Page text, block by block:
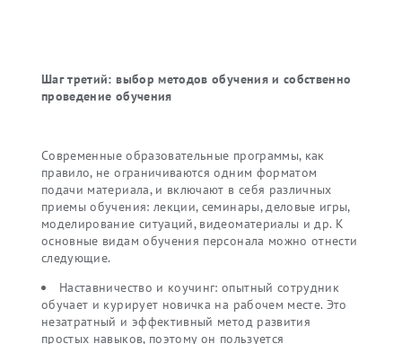
Шаг третий: выбор методов обучения и собственно
проведение обучения
Современные образовательные программы, как
правило, не ограничиваются одним форматом
подачи материала, и включают в себя различных
приемы обучения: лекции, семинары, деловые игры,
моделирование ситуаций, видеоматериалы и др. К
основные видам обучения персонала можно отнести
следующие.
Наставничество и коучинг: опытный сотрудник
обучает и курирует новичка на рабочем месте. Это
незатратный и эффективный метод развития
простых навыков, поэтому он пользуется